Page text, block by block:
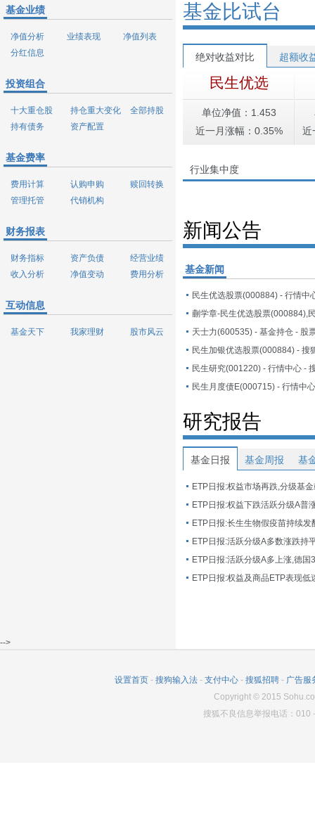
基金业绩
净值分析 业绩表现
净值列表
分红信息
投资组合
十大重仓股 持仓重大变化
全部持股
持有债务
资产配置
基金费率
费用计算 认购申购
赎回转换
管理托管
代销机构
财务报表
财务指标 资产负债
经营业绩
收入分析
净值变动 费用分析
互动信息
基金天下 我家理财 股市风云
基金比试台
绝对收益对比 超额收
民生优选
单位净值：1.453
近一月涨幅：0.35%
近
行业集中度
新闻公告
基金新闻
民生优选股票(000884) - 行情中
民生加银优选股票(000884) - 搜
民生研究(001220) - 行情中心 -
民生月度债E(000715) - 行情中
研究报告
基金日报 基金周报 基
ETP日报:权益市场再跌,分级基
ETP日报:长生生物假疫苗持续发
ETP日报:活跃分级A多数涨跌持
ETP日报:活跃分级A多上涨,德国
-->
设置首页 - 搜狗输入法 - 支付中心 - 搜狐招聘 - 广告服
Copyright© 2015
搜狐不良信息举报电话：010